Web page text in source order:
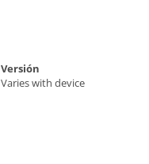
Versión
Varies with device